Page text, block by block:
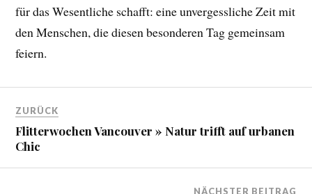
für das Wesentliche schafft: eine unvergessliche Zeit mit
den Menschen, die diesen besonderen Tag gemeinsam
feiern.
ZURÜCK
Flitterwochen Vancouver » Natur trifft auf urbanen
Chic
NÄCHSTER BEITRAG